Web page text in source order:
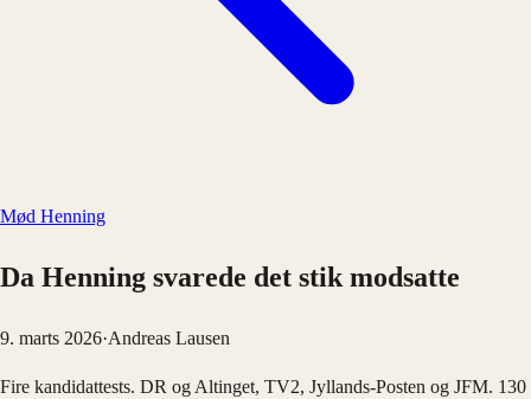
Mød Henning
Da Henning svarede det stik modsatte
9. marts 2026·Andreas Lausen
Fire kandidattests. DR og Altinget, TV2, Jyllands-Posten og JFM. 130